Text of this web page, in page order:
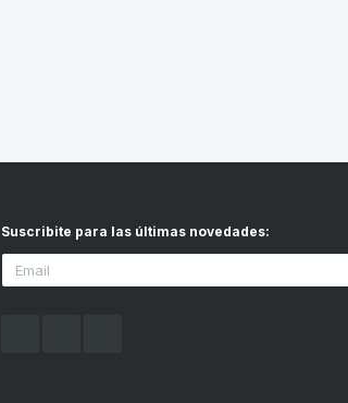
Suscribite para las últimas novedades: